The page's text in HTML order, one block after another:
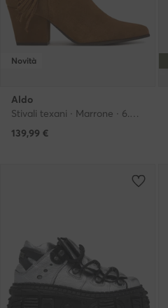
Novità
Aldo
Stivali texani · Marrone · 6.5 cm
139,99 €